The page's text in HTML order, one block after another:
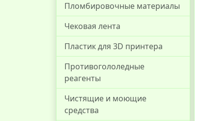
Пломбировочные материалы
Чековая лента
Пластик для 3D принтера
Противогололедные
реагенты
Чистящие и моющие
средства